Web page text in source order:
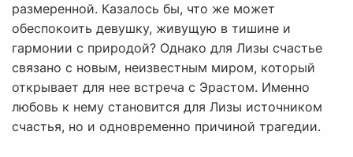
размеренной. Казалось бы, что же может
обеспокоить девушку, живущую в тишине и
гармонии с природой? Однако для Лизы счастье
связано с новым, неизвестным миром, который
открывает для нее встреча с Эрастом. Именно
любовь к нему становится для Лизы источником
счастья, но и одновременно причиной трагедии.